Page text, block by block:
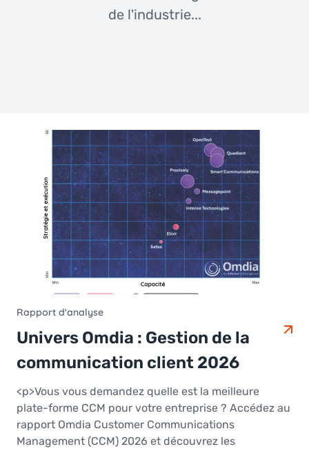
de l'industrie...
Rapport d'analyse
Univers Omdia : Gestion de la
communication client 2026
<p>Vous vous demandez quelle est la meilleure
plate-forme CCM pour votre entreprise ? Accédez au
rapport Omdia Customer Communications
Management (CCM) 2026 et découvrez les